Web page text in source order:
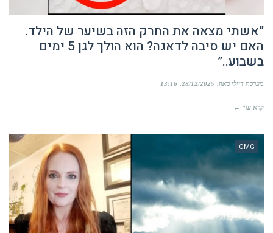
”אשתי מצאה את החרק הזה בשיער של הילד.
האם יש סיבה לדאגה? הוא הולך לגן 5 ימים
בשבוע..”
מערכת דיילי באזז 28/12/2025
13:16
קרא עוד ←
OMG